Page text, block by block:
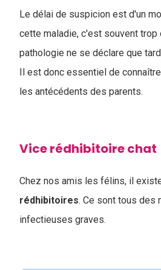
Le délai de suspicion est d'un
cette maladie, c'est souvent trop
pathologie ne se déclare que
Il est donc essentiel de connaître
les antécédents des parents.
Vice rédhibitoire chat
Chez nos amis les félins, il
rédhibitoires. Ce sont tous des
infectieuses graves.